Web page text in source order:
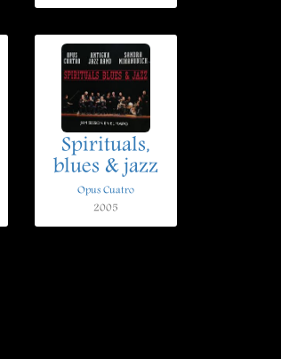
Spirituals,
blues & jazz
Opus Cuatro
2005